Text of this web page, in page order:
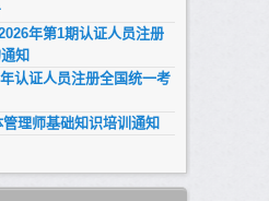
年第1期认证人员注册
知
认证人员注册全国统一考
理师基础知识培训通知